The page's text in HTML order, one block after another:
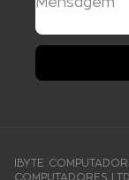
IBYTE
COMPUTADORES